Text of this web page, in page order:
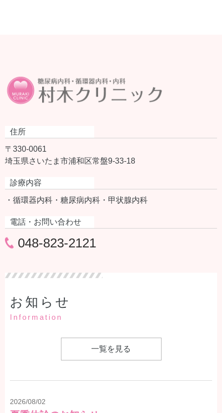
住所
〒330-0061
埼玉県さいたま市浦和区常盤9-33-18
診療内容
・循環器内科 ・糖尿病内科 ・甲状腺内科
電話・お問い合わせ
048-823-2121
お知らせ
Information
一覧を見る
2026/08/02